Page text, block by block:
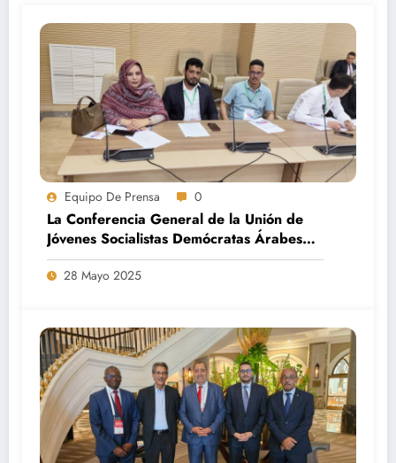
Equipo De Prensa 0
La Conferencia General de la Unión de
Jóvenes Socialistas Demócratas Árabes
otorga la membresía de pleno derecho a
la Juventud Saharaui por Paz.
28 Mayo 2025